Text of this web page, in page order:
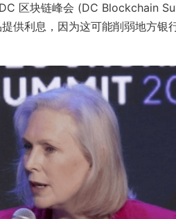
区块链峰会 (DC Blockchain
供利息，因为这可能削弱地方银